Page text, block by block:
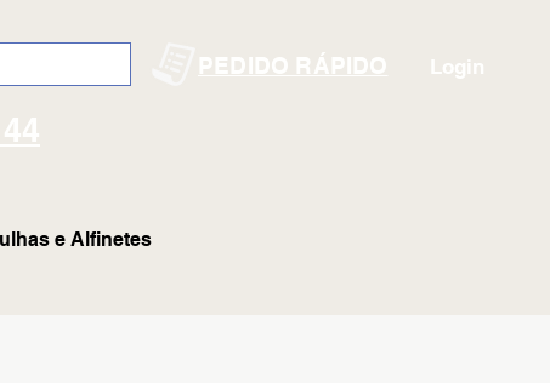
PEDIDO RÁPIDO Login
e Alfinetes